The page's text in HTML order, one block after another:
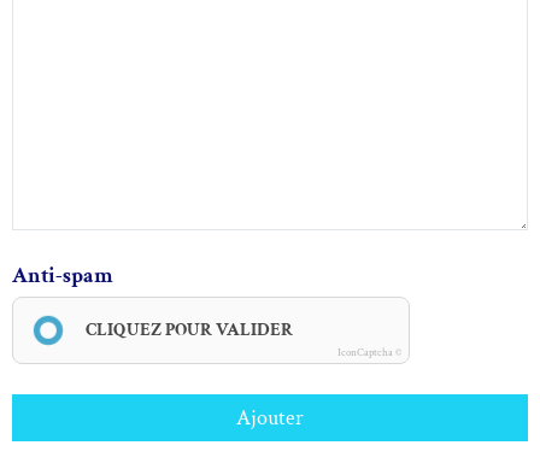
Anti-spam
CLIQUEZ POUR VALIDER
IconCaptcha ©
Ajouter